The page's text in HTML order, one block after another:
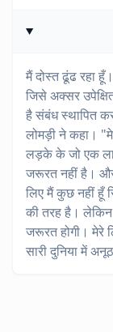
मैं दोस्त ढूंढ रहा
जिसे अक्सर
है संबंध स्थापित
लोमड़ी ने कहा।
लड़के के जो एक
जरूरत नहीं है। और
लिए मैं कुछ नहीं हूँ
की तरह है।
जरूरत होगी। मेरे
सारी दुनिया में